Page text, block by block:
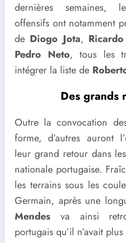
dernières semaines,
offensifs ont notamment
de Diogo Jota,
Pedro Neto, tous les
intégrer la liste de
Des grands
Outre la convocation
forme, d’autres auront
leur grand retour dans
nationale portugaise.
les terrains sous les
Germain, après une
Mendes va ainsi
portugais qu’il n’avait